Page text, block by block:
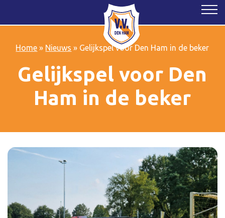
Home » Nieuws » Gelijkspel voor Den Ham in de beker
Gelijkspel voor Den
Ham in de beker